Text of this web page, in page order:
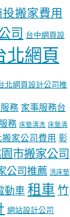
投搬家費用
司 台中網頁設
北網頁
北網頁設計公司推
務 家事服務台
務 床墊清洗 床墊清
家公司費用 彰
市搬家公司
公司推薦 洗床墊
動車 租車竹
網站設計公司